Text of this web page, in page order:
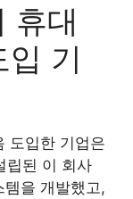
휴대
기
도입한 기업은
립된 이 회사
을 개발했고,